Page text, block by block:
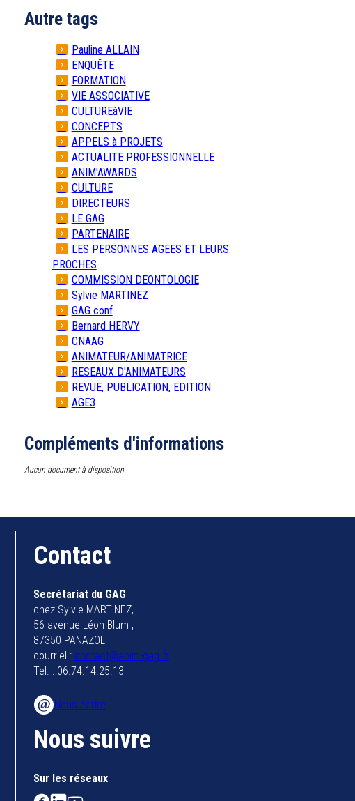
Autre tags
Pauline ALLAIN
ENQUÊTE
FORMATION
VIE ASSOCIATIVE
CULTUREàVIE
CONCEPTS
APPELS à PROJETS
ACTUALITE PROFESSIONNELLE
ANIM'AWARDS
CULTURE
DIRECTEURS
LE GAG
PARTENAIRE
LES PERSONNES AGEES ET LEURS
PROCHES
COMMISSION DEONTOLOGIE
Sylvie MARTINEZ
GAG conf
Bernard HERVY
CNAAG
ANIMATEUR/ANIMATRICE
RESEAUX D'ANIMATEURS
REVUE, PUBLICATION, EDITION
AGE3
Compléments d'informations
Aucun document à disposition
Contact
Secrétariat du GAG
chez Sylvie MARTINEZ,
56 avenue Léon Blum ,
87350 PANAZOL
courriel : contact@anim-gag.fr
Tel. : 06.74.14.25.13
Nous écrire
Nous suivre
Sur les réseaux